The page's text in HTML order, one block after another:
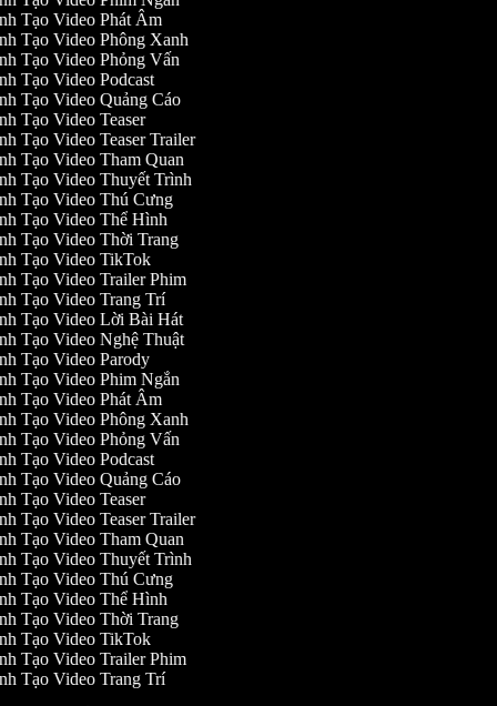
Tạo Video Phát Âm
Tạo Video Phông Xanh
Tạo Video Phỏng Vấn
Tạo Video Podcast
Tạo Video Quảng Cáo
Tạo Video Teaser
Tạo Video Teaser Trailer
Tạo Video Tham Quan
Tạo Video Thuyết Trình
Tạo Video Thú Cưng
Tạo Video Thể Hình
Tạo Video Thời Trang
Tạo Video TikTok
Tạo Video Trailer Phim
Tạo Video Trang Trí
Tạo Video Lời Bài Hát
Tạo Video Nghệ Thuật
Tạo Video Parody
Tạo Video Phim Ngắn
Tạo Video Phát Âm
Tạo Video Phông Xanh
Tạo Video Phỏng Vấn
Tạo Video Podcast
Tạo Video Quảng Cáo
Tạo Video Teaser
Tạo Video Teaser Trailer
Tạo Video Tham Quan
Tạo Video Thuyết Trình
Tạo Video Thú Cưng
Tạo Video Thể Hình
Tạo Video Thời Trang
Tạo Video TikTok
Tạo Video Trailer Phim
Tạo Video Trang Trí